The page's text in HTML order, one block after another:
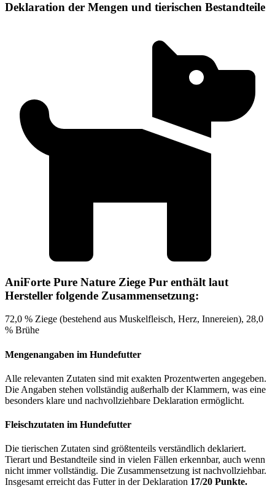
Deklaration der Mengen und tierischen Bestandteile
AniForte Pure Nature Ziege Pur enthält laut
Hersteller folgende Zusammensetzung:
72,0 % Ziege (bestehend aus Muskelfleisch, Herz, Innereien), 28,0
% Brühe
Mengenangaben im Hundefutter
Alle relevanten Zutaten sind mit exakten Prozentwerten angegeben.
Die Angaben stehen vollständig außerhalb der Klammern, was eine
besonders klare und nachvollziehbare Deklaration ermöglicht.
Fleischzutaten im Hundefutter
Die tierischen Zutaten sind größtenteils verständlich deklariert.
Tierart und Bestandteile sind in vielen Fällen erkennbar, auch wenn
nicht immer vollständig. Die Zusammensetzung ist nachvollziehbar.
Insgesamt erreicht das Futter in der Deklaration 17/20 Punkte.